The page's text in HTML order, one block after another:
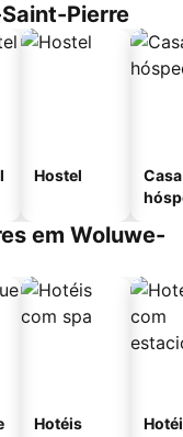
Pierre
Hostel
em Woluwe-
Hotéis